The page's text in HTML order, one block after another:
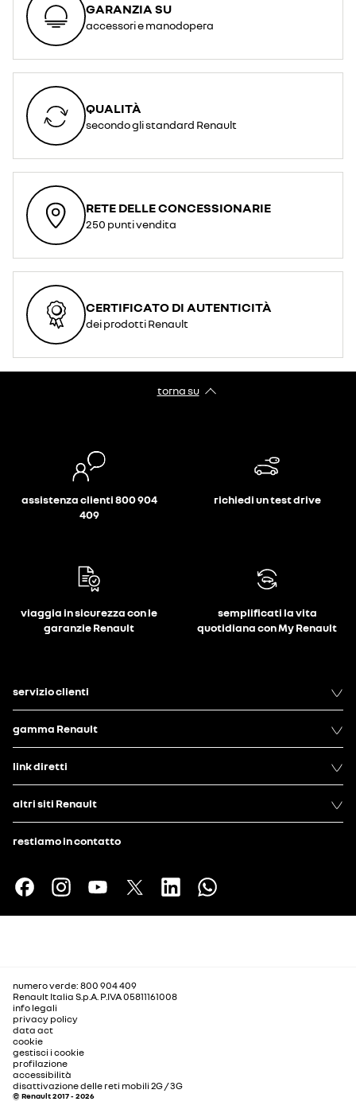
GARANZIA SU
accessori e manodopera
QUALITÀ
secondo gli standard Renault
RETE DELLE CONCESSIONARIE
250 punti vendita
CERTIFICATO DI AUTENTICITÀ
dei prodotti Renault
torna su
assistenza clienti 800 904
409
richiedi un test drive
viaggia in sicurezza con le
garanzie Renault
semplificati la vita
quotidiana con My Renault
servizio clienti
gamma Renault
link diretti
altri siti Renault
restiamo in contatto
numero verde: 800 904 409
Renault Italia S.p.A. P.IVA 05811161008
info legali
privacy policy
data act
cookie
gestisci i cookie
profilazione
accessibilità
disattivazione delle reti mobili 2G / 3G
© Renault 2017 - 2026